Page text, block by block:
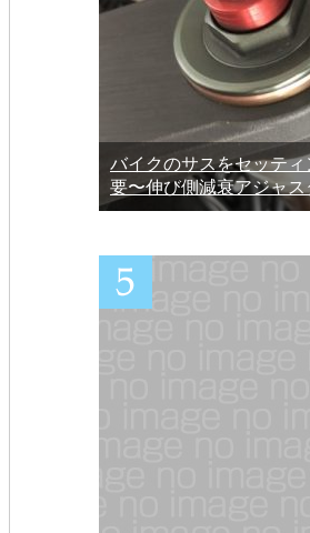
バイクのサスをセッテ
要〜伸び側減衰アジャス